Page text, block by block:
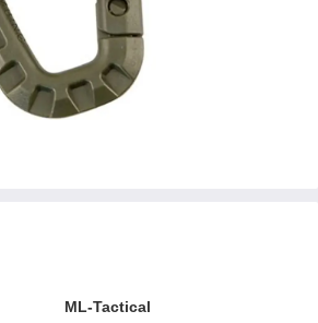
ML-Tactical